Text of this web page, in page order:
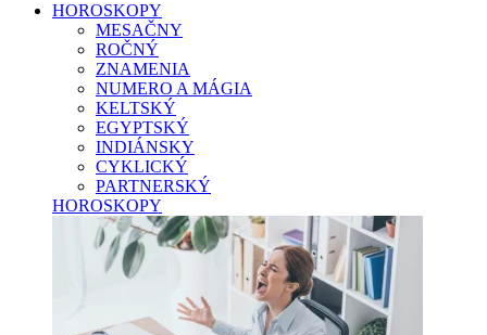
HOROSKOPY
MESAČNY
ROČNÝ
ZNAMENIA
NUMERO A MÁGIA
KELTSKÝ
EGYPTSKÝ
INDIÁNSKY
CYKLICKÝ
PARTNERSKÝ
HOROSKOPY